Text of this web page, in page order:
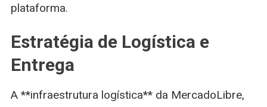
plataforma.
Estratégia de Logística e
Entrega
A **infraestrutura logística** da MercadoLibre,